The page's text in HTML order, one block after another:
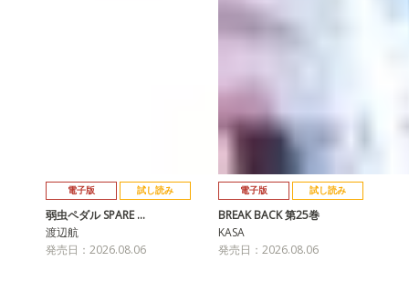
電子版 試し読み
弱虫ペダル SPARE …
渡辺航
発売日：2026.08.06
電子版 試し読み
BREAK BACK 第25巻
KASA
発売日：2026.08.06